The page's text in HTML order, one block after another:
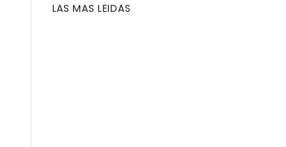
LAS MAS LEIDAS